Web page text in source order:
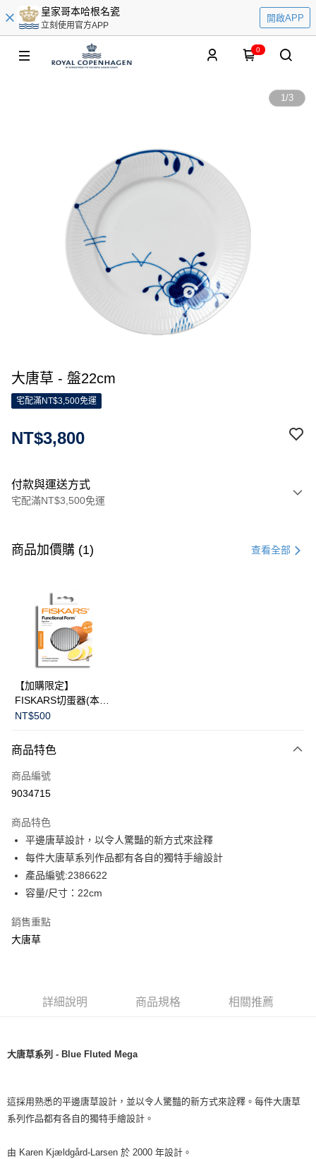
皇家哥本哈根名瓷
立刻使用官方APP
開啟APP
0
1/3
大唐草 - 盤22cm
宅配滿NT$3,500免運
NT$3,800
付款與運送方式
宅配滿NT$3,500免運
信用卡一次付款
3 期 0 利率 每期
合作金庫商業銀行
華南商業銀行
上海商業儲蓄銀行
國泰世華商業銀行
臺灣中小企業銀行
匯豐（台灣）商業銀行
聯邦商業銀行
元大商業銀行
台新國際商業銀行
LINE Pay
Apple Pay
運送方式
黑貓宅急便
商品加價購 (1) 查看全部
【加購限定】
FISKARS切蛋器(本商
品不提供破損保證)
NT$500
商品特色
商品編號
9034715
商品特色
平邊唐草設計，以令人驚豔的新方式來詮釋
每件大唐草系列作品都有各自的獨特手繪設計
產品編號:2386622
容量/尺寸：22cm
銷售重點
大唐草
詳細說明 商品規格 相關推薦
大唐草系列 - Blue Fluted Mega
這採用熟悉的平邊唐草設計，並以令人驚豔的新方式來詮釋。每件大唐草
系列作品都有各自的獨特手繪設計。
由 Karen Kjældgård-Larsen 於 2000 年設計。